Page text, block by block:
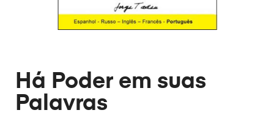
Há Poder em suas
Palavras